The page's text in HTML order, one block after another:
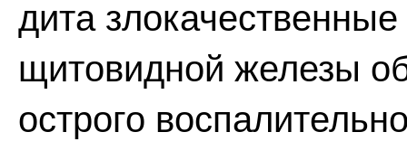
дита
щитовидной железы
острого